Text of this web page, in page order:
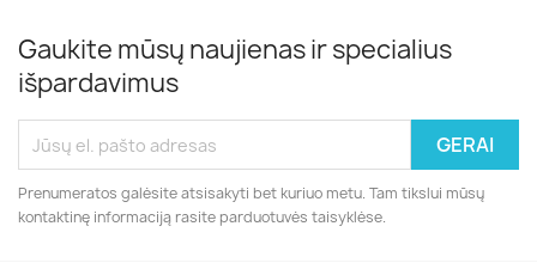
Gaukite mūsų naujienas ir specialius
išpardavimus
Prenumeratos galėsite atsisakyti bet kuriuo metu. Tam tikslui mūsų
kontaktinę informaciją rasite parduotuvės taisyklėse.